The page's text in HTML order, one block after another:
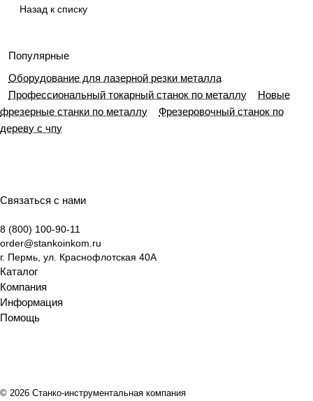
и и выбору
Назад к списку
Популярные
Оборудование для лазерной резки металла
Профессиональный токарный станок по металлу
Новые
фрезерные станки по металлу
Фрезеровочный станок по
дереву с чпу
Связаться с нами
8 (800) 100-90-11
order@stankoinkom.ru
г. Пермь, ул. Краснофлотская 40А
Каталог
Компания
Информация
Помощь
© 2026 Станко-инструментальная компания